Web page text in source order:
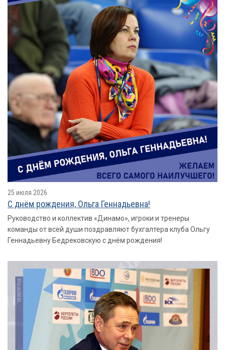
25 июля 2026
С днём рождения, Ольга Геннадьевна!
Руководство и коллектив «Динамо», игроки и тренеры
команды от всей души поздравляют бухгалтера клуба Ольгу
Геннадьевну Бедрековскую с днём рождения!